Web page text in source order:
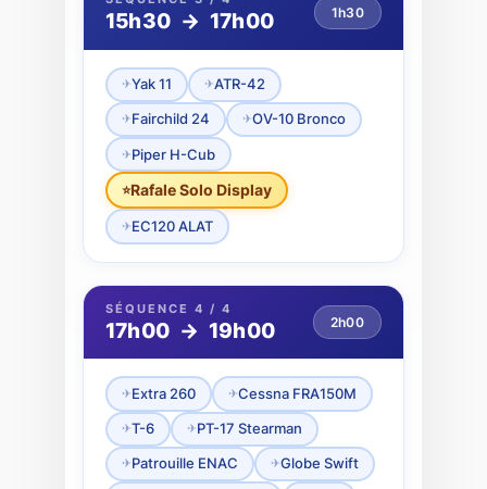
15h30 → 17h00 1h30
Yak 11 ATR-42
Fairchild 24 OV-10 Bronco
Piper H-Cub
Rafale Solo Display
EC120 ALAT
SÉQUENCE 4 / 4
17h00 → 19h00 2h00
Extra 260 Cessna FRA150M
T-6 PT-17 Stearman
Patrouille ENAC Globe Swift